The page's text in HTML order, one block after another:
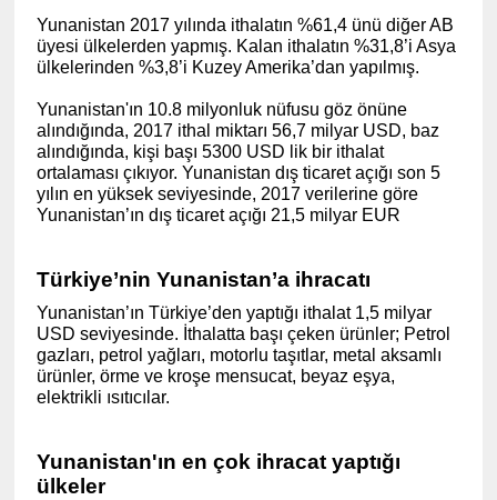
Yunanistan 2017 yılında ithalatın %61,4 ünü diğer AB
üyesi ülkelerden yapmış. Kalan ithalatın %31,8’i Asya
ülkelerinden %3,8’i Kuzey Amerika’dan yapılmış.
Yunanistan'ın 10.8 milyonluk nüfusu göz önüne
alındığında, 2017 ithal miktarı 56,7 milyar USD, baz
alındığında, kişi başı 5300 USD lik bir ithalat
ortalaması çıkıyor. Yunanistan dış ticaret açığı son 5
yılın en yüksek seviyesinde, 2017 verilerine göre
Yunanistan’ın dış ticaret açığı 21,5 milyar EUR
Türkiye’nin Yunanistan’a ihracatı
Yunanistan’ın Türkiye’den yaptığı ithalat 1,5 milyar
USD seviyesinde. İthalatta başı çeken ürünler; Petrol
gazları, petrol yağları, motorlu taşıtlar, metal aksamlı
ürünler, örme ve kroşe mensucat, beyaz eşya,
elektrikli ısıtıcılar.
Yunanistan'ın en çok ihracat yaptığı
ülkeler